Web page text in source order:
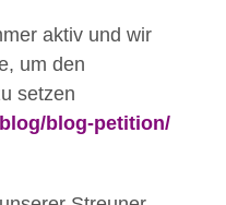
aktiv und wir
um den
setzen
blog-petition/